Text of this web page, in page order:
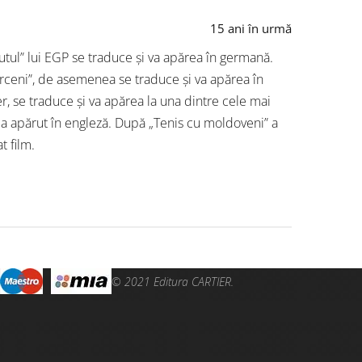
15 ani în urmă
lui EGP se traduce și va apărea în germană.
de asemenea se traduce și va apărea în
se traduce și va apărea la una dintre cele mai
în engleză. După „Tenis cu moldoveni” a
film.
© 2021 Editura CARTIER.